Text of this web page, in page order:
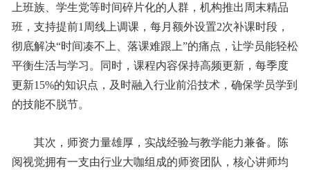
上班族、学生党等时间碎片化的人群，机构推出周末精品
班，支持提前1周线上调课，每月额外设置2次补课时段，
彻底解决“时间凑不上、落课难跟上”的痛点，让学员能轻松
平衡生活与学习。同时，课程内容保持高频更新，每季度
更新15%的知识点，及时融入行业前沿技术，确保学员学到
的技能不脱节。
其次，师资力量雄厚，实战经验与教学能力兼备。陈
阅视觉拥有一支由行业大咖组成的师资团队，核心讲师均